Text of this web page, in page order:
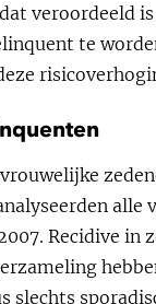
veroordeeld
te
alle
Recidive
slechts